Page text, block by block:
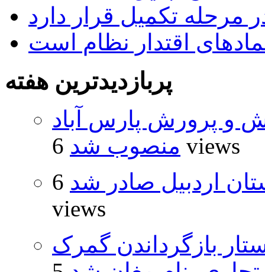
مرحله تکمیل قرار دارد
اقتدار نظام است
پربازدیدترین هفته
و پرورش پارس آباد
منصوب شد 6 views
اردبیل صادر شد 6
views
بازگرداندن گمرک